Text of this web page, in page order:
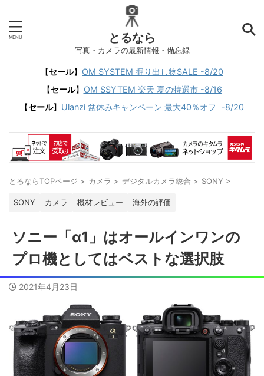
とるなら
写真・カメラの最新情報・備忘録
【セール】 OM SYSTEM 掘り出し物SALE -8/20
【セール】 OM SSYTEM 楽天 夏の特選市 -8/16
【セール】 Ulanzi 盆休みキャンペーン 最大40％オフ -8/20
とるならTOPページ > カメラ > デジタルカメラ総合 > SONY >
SONY カメラ 機材レビュー 海外の評価
ソニー「α1」はオールインワンの
プロ機としてはベストな選択肢
2021年4月23日